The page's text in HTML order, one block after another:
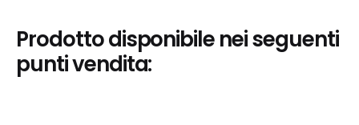
Prodotto disponibile nei seguenti
punti vendita: